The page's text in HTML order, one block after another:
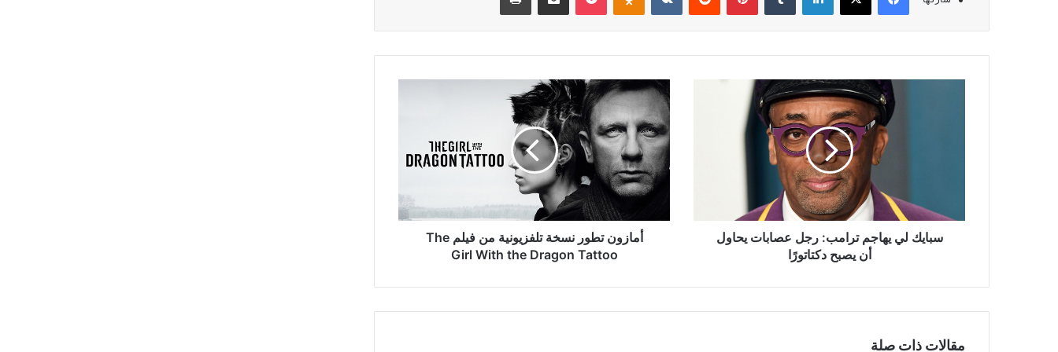
يصبح
دكتاتورًاسبايك لي يهاجم ترامب: رجل عصابات يحاول
أن يصبح دكتاتورًا
أمازون
تطور
نسخة
تلفزيونية
من
فيلم
The
With
أمازون تطور نسخة تلفزيونية من فيلم The
Girl With the Dragon Tattoo
مقالات ذات صلة